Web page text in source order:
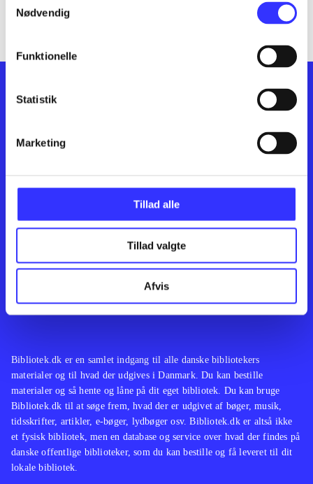
Nødvendig
Funktionelle
Statistik
Marketing
Tillad alle
Tillad valgte
Afvis
lorem ipsum dolor sit amet ...
Feedback
Bibliotek.dk er en samlet indgang til alle danske bibliotekers
materialer og til hvad der udgives i Danmark. Du kan bestille
materialer og så hente og låne på dit eget bibliotek. Du kan bruge
Bibliotek.dk til at søge frem, hvad der er udgivet af bøger, musik,
tidsskrifter, artikler, e-bøger, lydbøger osv. Bibliotek.dk er altså ikke
et fysisk bibliotek, men en database og service over hvad der findes på
danske offentlige biblioteker, som du kan bestille og få leveret til dit
lokale bibliotek.
Kontakt os
English
Artikler
Film
Musik
Noder